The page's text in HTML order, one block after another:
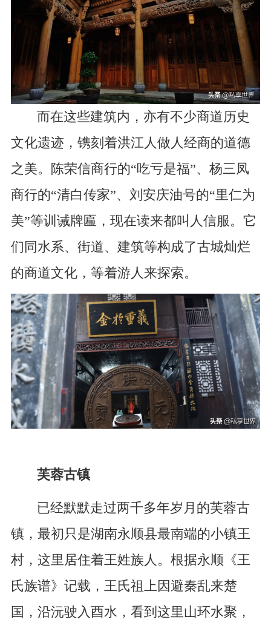
而在这些建筑内，亦有不少商道历史
文化遗迹，镌刻着洪江人做人经商的道德
之美。陈荣信商行的“吃亏是福”、杨三凤
商行的“清白传家”、刘安庆油号的“里仁为
美”等训诫牌匾，现在读来都叫人信服。它
们同水系、街道、建筑等构成了古城灿烂
的商道文化，等着游人来探索。
芙蓉古镇
已经默默走过两千多年岁月的芙蓉古
镇，最初只是湖南永顺县最南端的小镇王
村，这里居住着王姓族人。根据永顺《王
氏族谱》记载，王氏祖上因避秦乱来楚
国，沿沅驶入酉水，看到这里山环水聚，